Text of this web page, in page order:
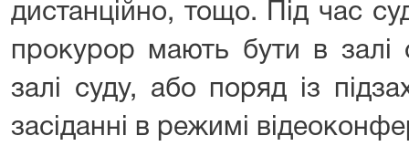
дистанційно, тощо. Під час
прокурор мають бути в залі
залі суду, або поряд із
засіданні в режимі